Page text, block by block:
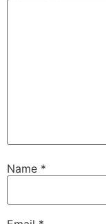
Name *